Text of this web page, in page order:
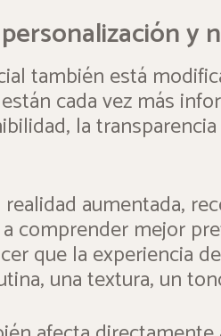
y
también está
cada vez más
la
aumentada,
comprender mejor
que la experiencia
una textura, un